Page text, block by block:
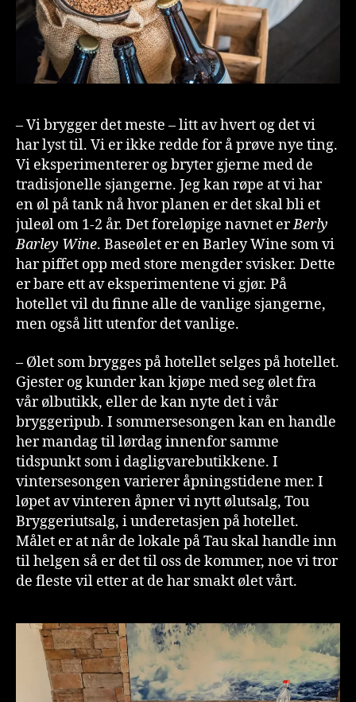
– Vi brygger det meste – litt av hvert og det vi
har lyst til. Vi er ikke redde for å prøve nye ting.
Vi eksperimenterer og bryter gjerne med de
tradisjonelle sjangerne. Jeg kan røpe at vi har
en øl på tank nå hvor planen er det skal bli et
juleøl om 1-2 år. Det foreløpige navnet erBerly
Barley Wine. Baseølet er en Barley Wine som vi
har piffet opp med store mengder svisker. Dette
er bare ett av eksperimentene vi gjør. På
hotellet vil du finne alle de vanlige sjangerne,
men også litt utenfor det vanlige.
– Ølet som brygges på hotellet selges på hotellet.
Gjester og kunder kan kjøpe med seg ølet fra
vår ølbutikk, eller de kan nyte det i vår
bryggeripub. I sommersesongen kan en handle
her mandag til lørdag innenfor samme
tidspunkt som i dagligvarebutikkene. I
vintersesongen varierer åpningstidene mer. I
løpet av vinteren åpner vi nytt ølutsalg, Tou
Bryggeriutsalg, i underetasjen på hotellet.
Målet er at når de lokale på Tau skal handle inn
til helgen så er det til oss de kommer, noe vi tror
de fleste vil etter at de har smakt ølet vårt.